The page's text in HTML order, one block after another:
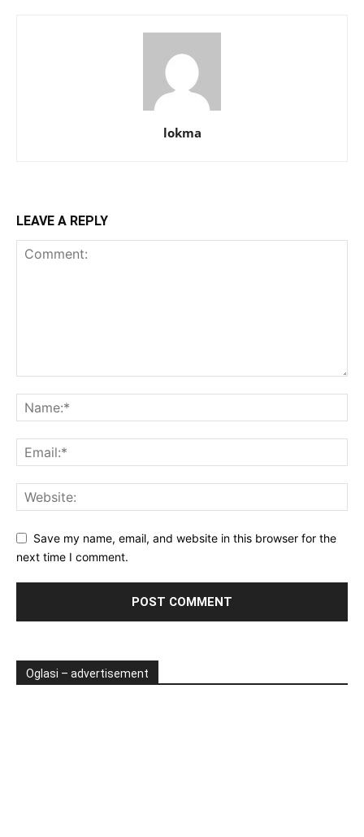
lokma
LEAVE A REPLY
Save my name, email, and website in this browser for the
next time I comment.
Oglasi – advertisement